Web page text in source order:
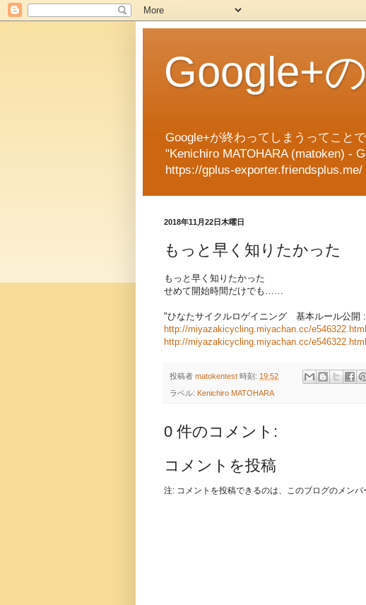
Google+
Google+が終わってしまうってこと
"Kenichiro MATOHARA (matoken) -
https://gplus-exporter.friendsplus.me/
2018年11月22日木曜日
もっと早く知りたかった
もっと早く知りたかった
せめて開始時間だけでも……
"ひなたサイクルロゲイニング 基本ルール公開
http://miyazakicycling.miyachan.cc/e546322.html
http://miyazakicycling.miyachan.cc/e546322.html
投稿者 matokentest 時刻: 19:52
ラベル: Kenichiro MATOHARA
0 件のコメント:
コメントを投稿
注: コメントを投稿できるのは、このブログのメンバ